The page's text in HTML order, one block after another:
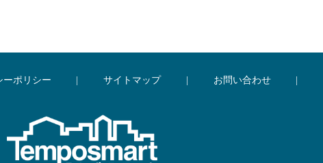
ーポリシー サイトマップ お問い合わせ